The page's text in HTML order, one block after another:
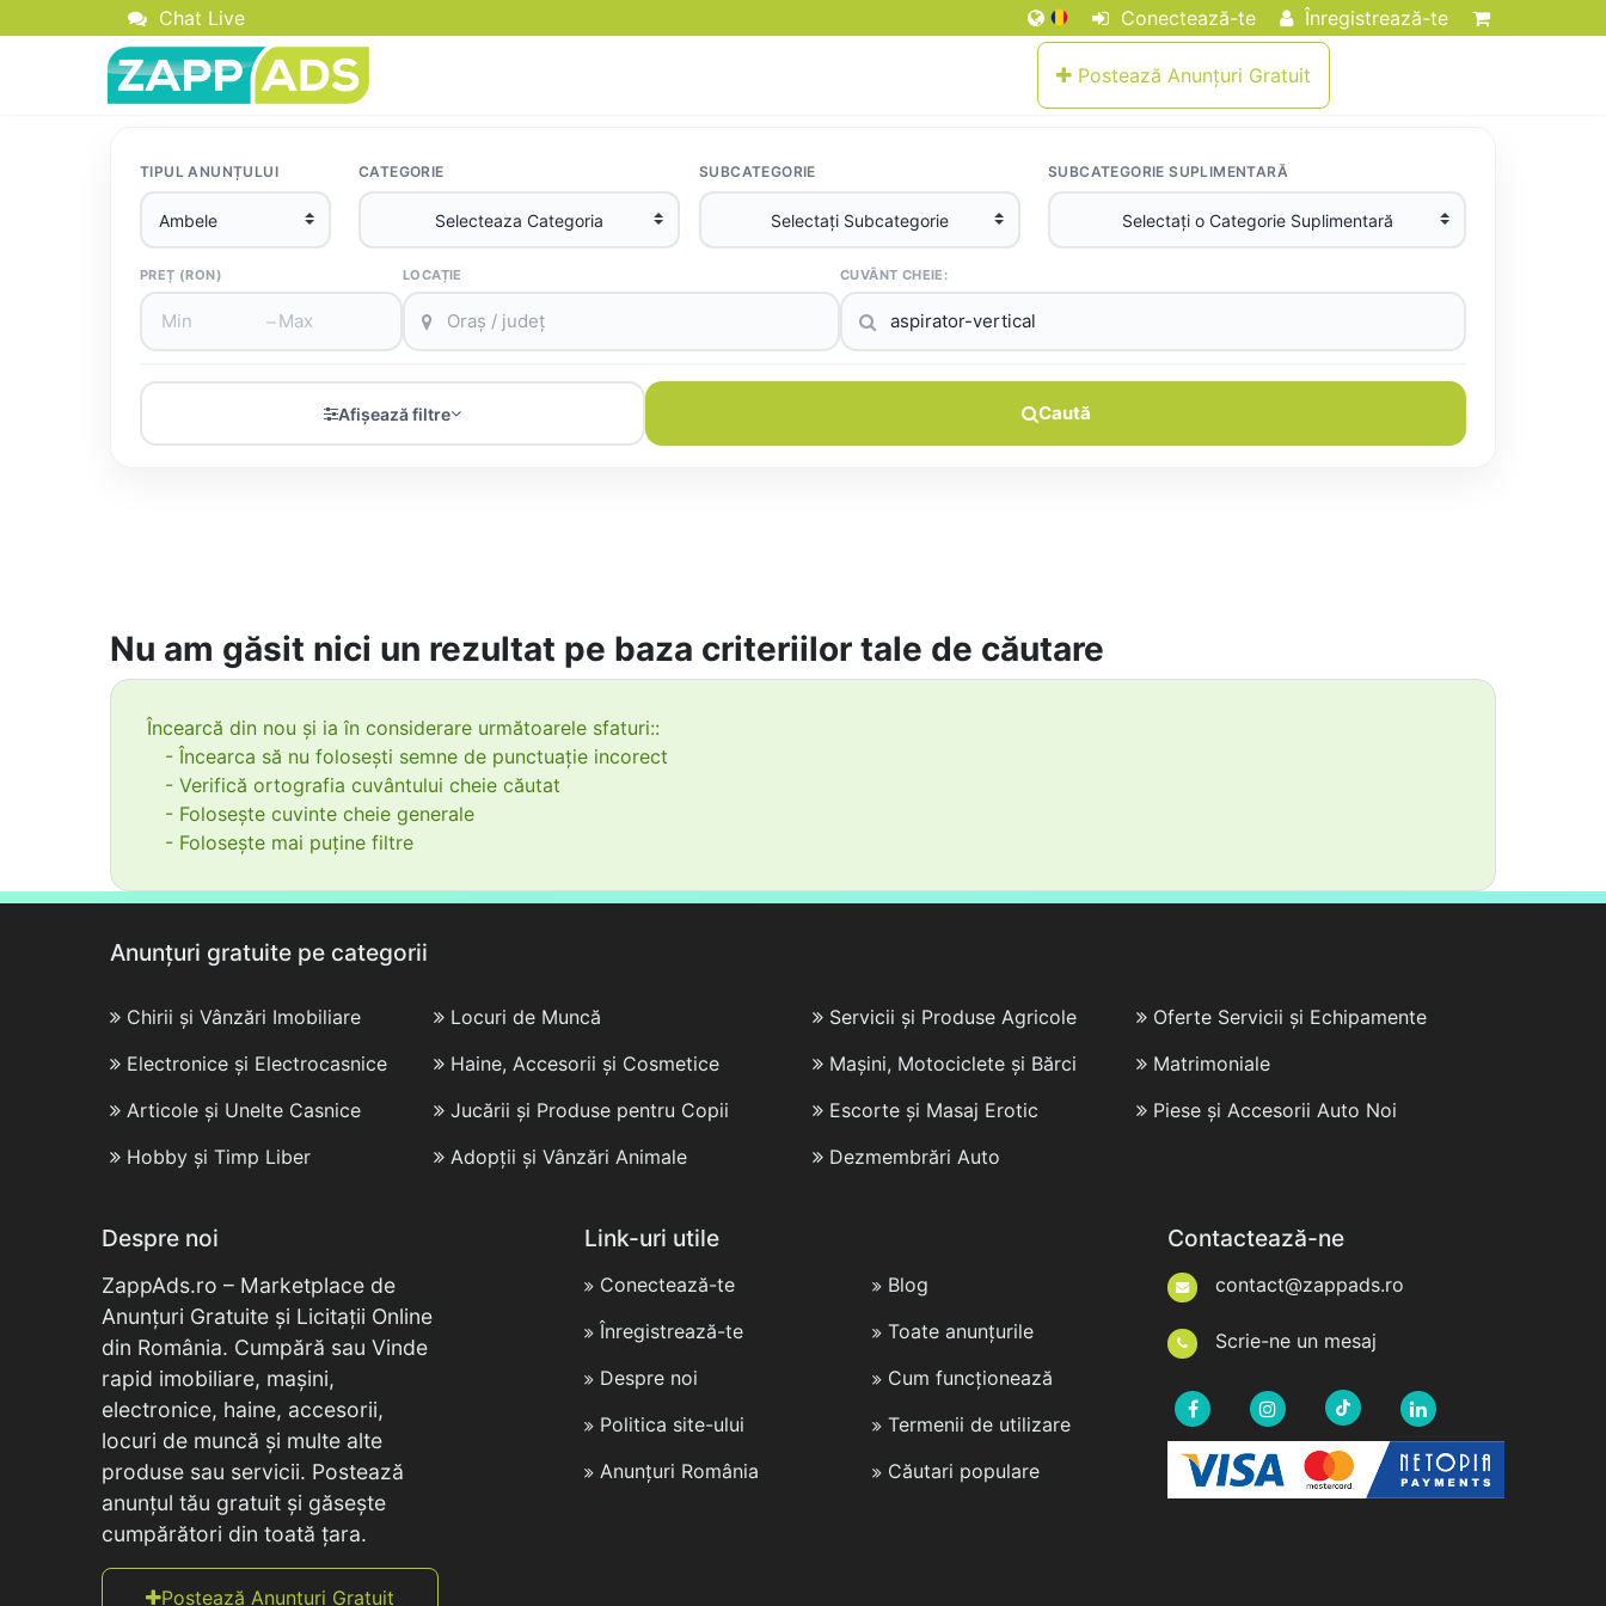
Chat Live Conectează-te Înregistrează-te
Postează Anunțuri Gratuit
TIPUL ANUNȚULUI CATEGORIE SUBCATEGORIE SUBCATEGORIE SUPLIMENTARĂ
PREȚ (RON)
–
LOCAȚIE CUVÂNT CHEIE:
Afișează filtre Caută
Nu am găsit nici un rezultat pe baza criteriilor tale de căutare
Încearcă din nou și ia în considerare următoarele sfaturi::
- Încearca să nu folosești semne de punctuație incorect
- Verifică ortografia cuvântului cheie căutat
- Folosește cuvinte cheie generale
- Folosește mai puține filtre
Anunțuri gratuite pe categorii
Chirii și Vânzări Imobiliare
Locuri de Muncă
Electronice și Electrocasnice
Haine, Accesorii și Cosmetice
Articole și Unelte Casnice
Jucării și Produse pentru Copii
Hobby și Timp Liber
Adopții și Vânzări Animale
Servicii și Produse Agricole
Oferte Servicii și Echipamente
Mașini, Motociclete și Bărci
Matrimoniale
Escorte și Masaj Erotic
Piese și Accesorii Auto Noi
Dezmembrări Auto
Despre noi
ZappAds.ro – Marketplace de
Anunțuri Gratuite și Licitații Online
din România. Cumpără sau Vinde
rapid imobiliare, mașini,
electronice, haine, accesorii,
locuri de muncă și multe alte
produse sau servicii. Postează
anunțul tău gratuit și găsește
cumpărători din toată țara.
Postează Anunțuri Gratuit
Link-uri utile
Conectează-te
Înregistrează-te
Despre noi
Politica site-ului
Anunțuri România
Blog
Toate anunțurile
Cum funcționează
Termenii de utilizare
Căutari populare
Contactează-ne
contact@zappads.ro
Scrie-ne un mesaj